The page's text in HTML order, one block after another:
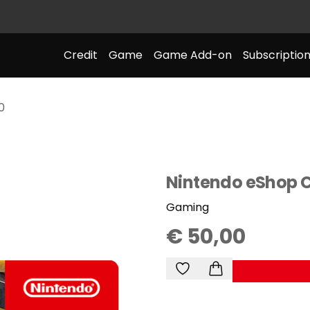
Credit Game Game Add-on
Nintendo eShop
€ 50,00
Gaming